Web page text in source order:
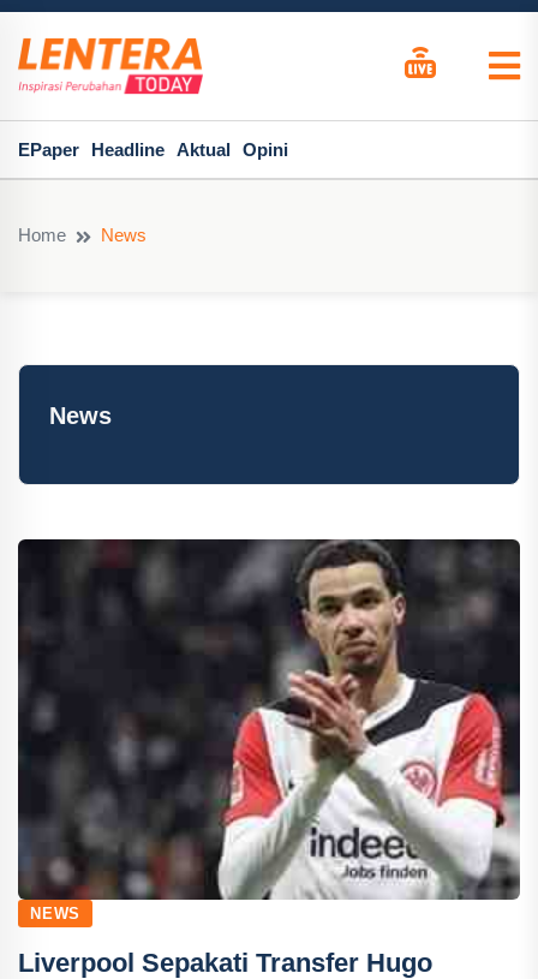
EPaper Headline Aktual Opini
Home News
News
NEWS
Liverpool Sepakati Transfer Hugo